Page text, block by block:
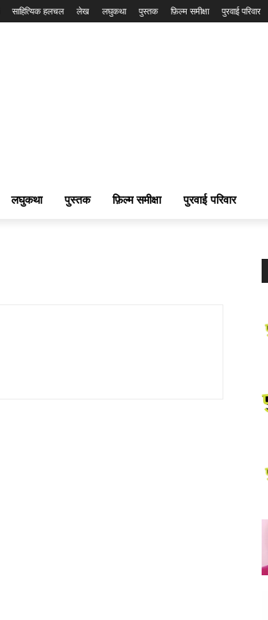
साहित्यिक हलचल लेख लघुकथा पुस्तक फ़िल्म समीक्षा पुरवाई परिवार
लघुकथा पुस्तक फ़िल्म समीक्षा पुरवाई परिवार